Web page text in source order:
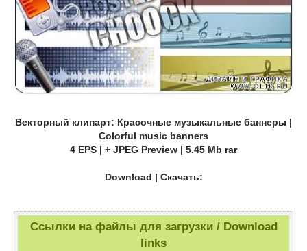
Векторный клипарт: Красочные музыкальные баннеры |
Colorful music banners
4 EPS | + JPEG Preview | 5.45 Mb rar
Download | Скачать:
Ссылки на файлы для загрузки / Download
links